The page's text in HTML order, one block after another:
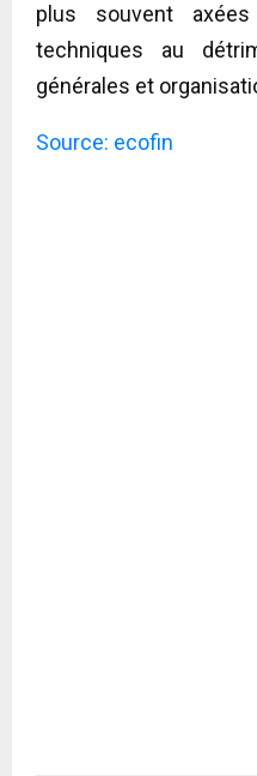
plus souvent
techniques au
générales et
Source: ecofin